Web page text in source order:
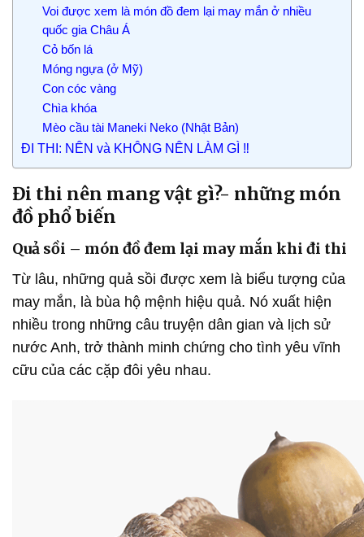
Voi được xem là món đồ đem lại may mắn ở nhiều
quốc gia Châu Á
Cỏ bốn lá
Móng ngựa (ở Mỹ)
Con cóc vàng
Chìa khóa
Mèo cầu tài Maneki Neko (Nhật Bản)
ĐI THI: NÊN và KHÔNG NÊN LÀM GÌ ‼️
Đi thi nên mang vật gì?- những món
đồ phổ biến
Quả sồi – món đồ đem lại may mắn khi đi thi
Từ lâu, những quả sồi được xem là biểu tượng của
may mắn, là bùa hộ mệnh hiệu quả. Nó xuất hiện
nhiều trong những câu truyện dân gian và lịch sử
nước Anh, trở thành minh chứng cho tình yêu vĩnh
cữu của các cặp đôi yêu nhau.